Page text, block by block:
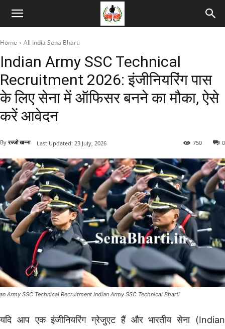
Home All India Sena Bharti
Indian Army SSC Technical
Recruitment 2026: इंजीनियरिंग पास
के लिए सेना में ऑफिसर बनने का मौका, ऐसे
करें आवेदन
By रज्जो खन्ना 0
750
Last Updated: 23 July, 2026
Army SSC Technical Recruitment Indian Army SSC Technical Bharti
यदि आप एक इंजीनियरिंग ग्रेजुएट हैं और भारतीय सेना (Indian